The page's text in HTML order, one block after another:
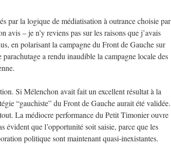
par la logique de médiatisation à outrance choisie par
avis – je n’y reviens pas sur les raisons que j’avais
en polarisant la campagne du Front de Gauche sur
a rendu inaudible la campagne locale des
Si Mélenchon avait fait un excellent résultat à la
“gauchiste” du Front de Gauche aurait été validée.
La médiocre performance du Petit Timonier ouvre
évident que l’opportunité soit saisie, parce que les
politique sont maintenant quasi-inexistantes.